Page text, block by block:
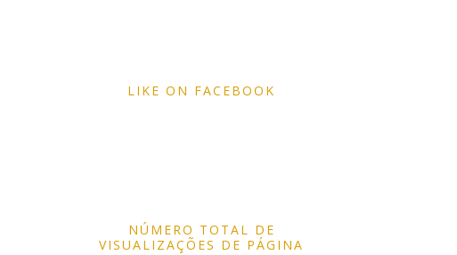
LIKE ON FACEBOOK
NÚMERO TOTAL DE
VISUALIZAÇÕES DE PÁGINA